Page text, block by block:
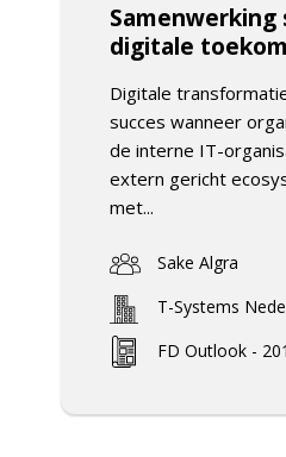
digitale
Digitale
succes wanneer
de interne IT-
extern gericht
met...
Sake Algra
T-Systems
FD Outlook -